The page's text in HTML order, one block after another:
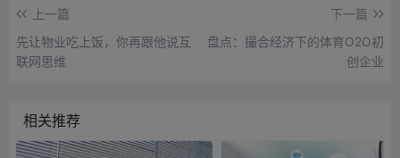
上一篇
先让物业吃上饭，你再跟他说互
联网思维
下一篇
盘点：撮合经济下的体育O2O初
创企业
相关推荐